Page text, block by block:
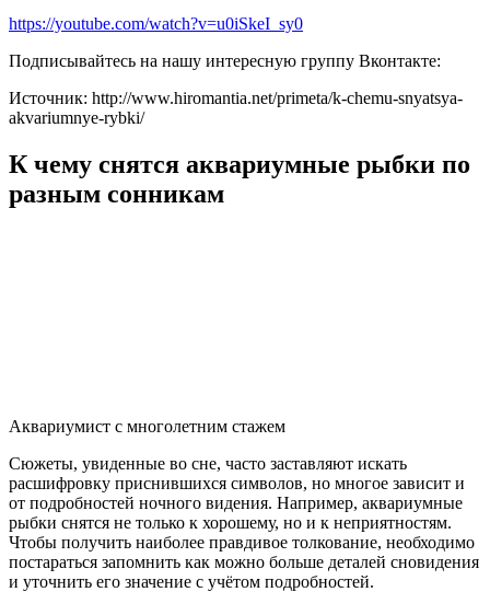
https://youtube.com/watch?v=u0iSkeI_sy0
Подписывайтесь на нашу интересную группу Вконтакте:
Источник: http://www.hiromantia.net/primeta/k-chemu-snyatsya-
akvariumnye-rybki/
К чему снятся аквариумные рыбки по
разным сонникам
Аквариумист с многолетним стажем
Сюжеты, увиденные во сне, часто заставляют искать
расшифровку приснившихся символов, но многое зависит и
от подробностей ночного видения. Например, аквариумные
рыбки снятся не только к хорошему, но и к неприятностям.
Чтобы получить наиболее правдивое толкование, необходимо
постараться запомнить как можно больше деталей сновидения
и уточнить его значение с учётом подробностей.